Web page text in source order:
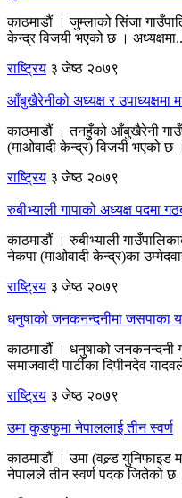
काठमाडौं । जुम्लाको सिंजा
केन्द्र विजयी भएको छ ।
राष्ट्रिय ३ जेष्ठ २०७९
आँबुखैरेनीको अध्यक्ष र उपाध्यक्षमा
काठमाडौं । तनहुँको आँबुखैरेनी
(माओवादी केन्द्र) विजयी भएको छ
राष्ट्रिय ३ जेष्ठ २०७९
रुबीभ्याली गापाको अध्यक्ष पदमा
काठमाडौं । रुबीभ्याली
नेकपा (माओवादी केन्द्र)का
राष्ट्रिय ३ जेष्ठ २०७९
धनुषाको जनकनन्दनीमा जसपाका
काठमाडौं । धनुषाको जनकनन्दनी
समाजवादी पार्टीका दिपीनदेव
राष्ट्रिय ३ जेष्ठ २०७९
उमा कुङफुमा नेपाललाई तीन स्वर्ण
काठमाडौं । उमा (वल्र्ड युनिफाइड
नेपालले तीन स्वर्ण पदक जितेको